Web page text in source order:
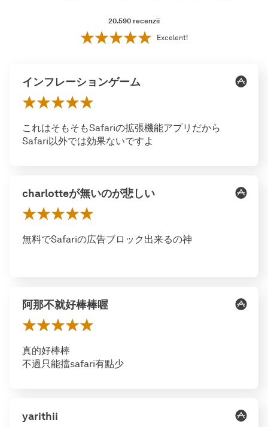
20.590 recenzii
Excelent!
インフレーションゲーム
これはそもそもSafariの拡張機能アプリだから
Safari以外では効果ないですよ
charlotteが無いのが悲しい
無料でSafariの広告ブロック出来るの神
阿那不就好棒棒喔
真的好棒棒
不過只能擋safari有點少
yarithii